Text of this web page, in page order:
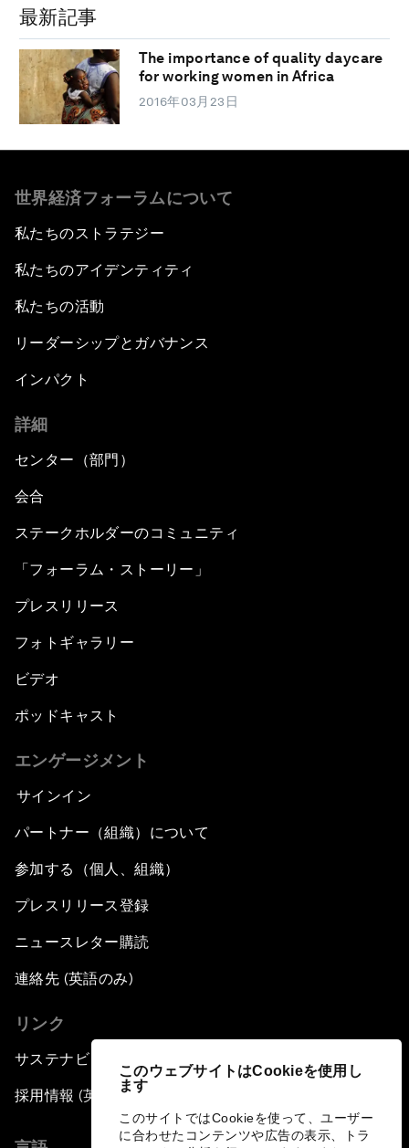
このウェブサイトはCookieを使用し
ます
このサイトではCookieを使って、ユーザー
に合わせたコンテンツや広告の表示、トラ
最新記事
The importance of quality daycare
for working women in Africa
2016年03月23日
世界経済フォーラムについて
私たちのストラテジー
私たちのアイデンティティ
私たちの活動
リーダーシップとガバナンス
インパクト
詳細
センター（部門）
会合
ステークホルダーのコミュニティ
「フォーラム・ストーリー」
プレスリリース
フォトギャラリー
ビデオ
ポッドキャスト
エンゲージメント
サインイン
パートナー（組織）について
参加する（個人、組織）
プレスリリース登録
ニュースレター購読
連絡先 (英語のみ)
リンク
サステナビリティへの取り組み
採用情報 (英語のみ)